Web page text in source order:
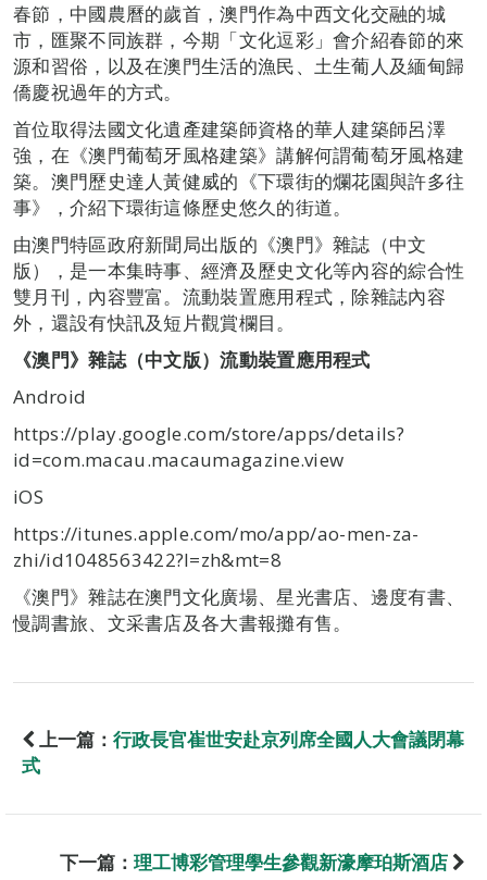
春節，中國農曆的歲首，澳門作為中西文化交融的城
市，匯聚不同族群，今期「文化逗彩」會介紹春節的來
源和習俗，以及在澳門生活的漁民、土生葡人及緬甸歸
僑慶祝過年的方式。
首位取得法國文化遺產建築師資格的華人建築師呂澤
強，在《澳門葡萄牙風格建築》講解何謂葡萄牙風格建
築。澳門歷史達人黃健威的《下環街的爛花園與許多往
事》，介紹下環街這條歷史悠久的街道。
由澳門特區政府新聞局出版的《澳門》雜誌（中文
版），是一本集時事、經濟及歷史文化等內容的綜合性
雙月刊，內容豐富。流動裝置應用程式，除雜誌內容
外，還設有快訊及短片觀賞欄目。
《澳門》雜誌（中文版）流動裝置應用程式
Android
https://play.google.com/store/apps/details?
id=com.macau.macaumagazine.view
iOS
https://itunes.apple.com/mo/app/ao-men-za-
zhi/id1048563422?l=zh&mt=8
《澳門》雜誌在澳門文化廣場、星光書店、邊度有書、
慢調書旅、文采書店及各大書報攤有售。
上一篇： 行政長官崔世安赴京列席全國人大會議閉幕
式
下一篇： 理工博彩管理學生參觀新濠摩珀斯酒店